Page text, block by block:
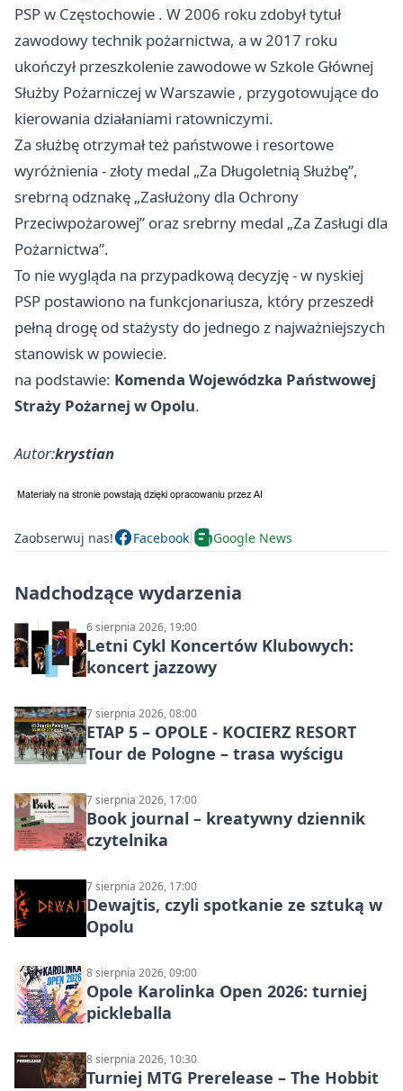
PSP w Częstochowie . W 2006 roku zdobył tytuł
zawodowy technik pożarnictwa, a w 2017 roku
ukończył przeszkolenie zawodowe w Szkole Głównej
Służby Pożarniczej wWarszawie , przygotowujące do
kierowania działaniami ratowniczymi.
Za służbę otrzymał też państwowe i resortowe
wyróżnienia - złoty medal „Za Długoletnią Służbę”,
srebrną odznakę „Zasłużony dla Ochrony
Przeciwpożarowej” oraz srebrny medal „Za Zasługi dla
Pożarnictwa”.
To nie wygląda na przypadkową decyzję - w nyskiej
PSP postawiono na funkcjonariusza, który przeszedł
pełną drogę od stażysty do jednego z najważniejszych
stanowisk w powiecie.
na podstawie: Komenda Wojewódzka Państwowej
Straży Pożarnej w Opolu.
Autor:krystian
Zaobserwuj nas! Facebook Google News
Nadchodzące wydarzenia
6 sierpnia 2026, 19:00
Letni Cykl Koncertów Klubowych:
koncert jazzowy
7 sierpnia 2026, 08:00
ETAP 5 – OPOLE - KOCIERZ RESORT
Tour de Pologne – trasa wyścigu
7 sierpnia 2026, 17:00
Book journal – kreatywny dziennik
czytelnika
7 sierpnia 2026, 17:00
Dewajtis, czyli spotkanie ze sztuką w
Opolu
8 sierpnia 2026, 09:00
Opole Karolinka Open 2026: turniej
pickleballa
8 sierpnia 2026, 10:30
Turniej MTG Prerelease – The Hobbit